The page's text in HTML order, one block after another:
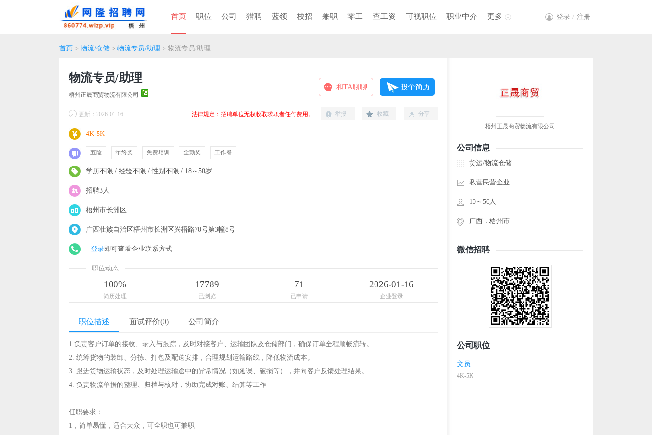
首页 职位 公司 猎聘 蓝领 校招 兼职 零工 查工资 可视职位 职业中介 更多 登录 / 注册
首页 > 物流/仓储 > 物流专员/助理 > 物流专员/助理
物流专员/助理
梧州正晟商贸物流有限公司
和TA聊聊 投个简历
更新：2026-01-16 分享
收藏
举报
法律规定：招聘单位无权收取求职者任何费用。
4K-5K
五险 年终奖 免费培训 全勤奖 工作餐
学历不限 / 经验不限 / 性别不限 / 18～50岁
招聘3人
梧州市长洲区
广西壮族自治区梧州市长洲区兴梧路70号第3幢8号
登录即可查看企业联系方式
职位动态
100%
简历处理
17789
已浏览
71
已申请
2026-01-16
企业登录
职位描述 面试评价(0) 公司简介
1.负责客户订单的接收、录入与跟踪，及时对接客户、运输团队及仓储部门，确保订单全程顺畅流转。
2. 统筹货物的装卸、分拣、打包及配送安排，合理规划运输路线，降低物流成本。
3. 跟进货物运输状态，及时处理运输途中的异常情况（如延误、破损等），并向客户反馈处理结果。
4. 负责物流单据的整理、归档与核对，协助完成对账、结算等工作
任职要求：
1，简单易懂，适合大众，可全职也可兼职
梧州正晟商贸物流有限公司
公司信息
货运/物流仓储
私营民营企业
10～50人
广西． 梧州市
微信招聘
公司职位
文员
4K-5K